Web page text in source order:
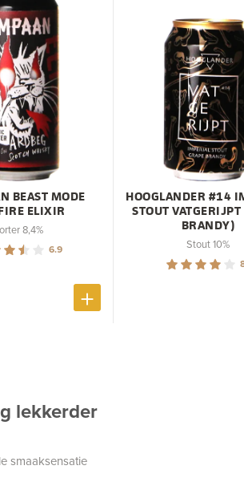
BEAST MODE
ELIXIR
8,4%
6.9
HOOGLANDER #14
STOUT
BRANDY)
Stout 10%
lekkerder
smaaksensatie